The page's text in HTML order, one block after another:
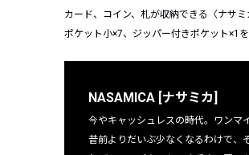
カード、コイン、札が収納できる〈ナサ
ポケット小×7、ジッパー付きポケット×1
NASAMICA [ナサミカ]
今やキャッシュレスの時代。ワンマ
昔前よりだいぶ少なくなるわけで、